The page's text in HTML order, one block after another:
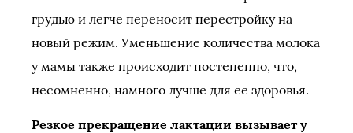
грудью и легче переносит перестройку на
новый режим. Уменьшение количества молока
у мамы также происходит постепенно, что,
несомненно, намного лучше для ее здоровья.
Резкое прекращение лактации вызывает у